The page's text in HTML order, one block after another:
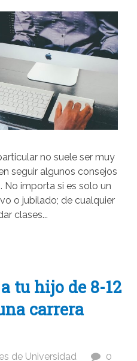
no suele ser muy
seguir algunos consejos
No importa si es solo un
o jubilado; de cualquier
clases...
tu hijo de 8-12
carrera
de Universidad
0